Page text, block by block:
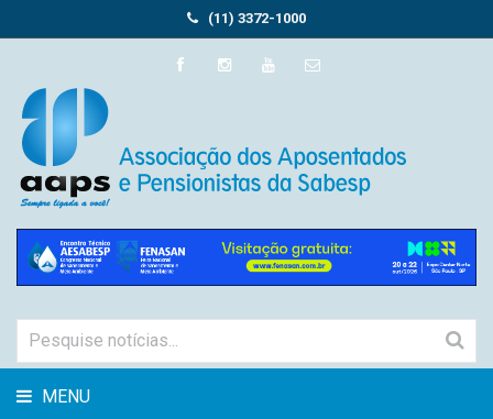
(11) 3372-1000
MENU